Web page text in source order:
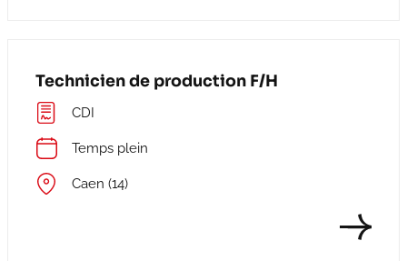
Technicien de production F/H
CDI
Temps plein
Caen (14)